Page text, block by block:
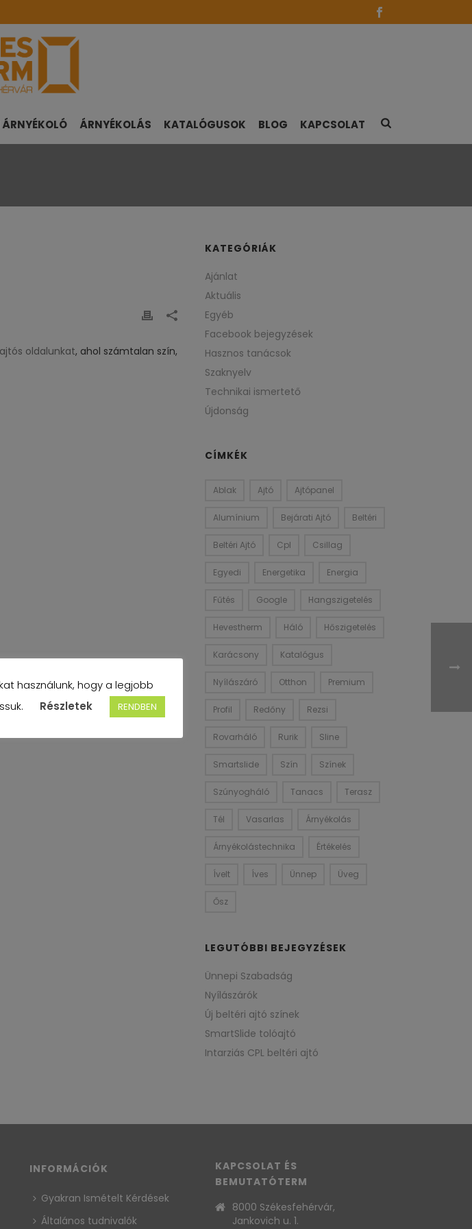
ÁRNYÉKOLÓ ÁRNYÉKOLÁS KATALÓGUSOK BLOG KAPCSOLAT
oldalunkat, ahol számtalan szín,
KATEGÓRIÁK
Ajánlat
Aktuális
Egyéb
Facebook bejegyzések
Hasznos tanácsok
Szaknyelv
Technikai ismertető
Újdonság
CÍMKÉK
Ablak Ajtó Ajtópanel
Alumínium Bejárati Ajtó Beltéri
Beltéri Ajtó Cpl Csillag
Egyedi Energetika Energia
Fűtés Google Hangszigetelés
Hevestherm Háló Hőszigetelés
Karácsony Katalógus
Nyílászáró Otthon Premium
Profil Redőny Rezsi
Rovarháló Rurik Sline
Smartslide Szín Színek
Szúnyogháló Tanacs Terasz
Tél Vasarlas Árnyékolás
Árnyékolástechnika Értékelés
Ívelt Íves Ünnep Üveg
Ősz
LEGUTÓBBI BEJEGYZÉSEK
Ünnepi Szabadság
Nyílászárók
Új beltéri ajtó színek
SmartSlide tolóajtó
Intarziás CPL beltéri ajtó
INFORMÁCIÓK
Gyakran Ismételt Kérdések
Általános tudnivalók
KAPCSOLAT ÉS
BEMUTATÓTERM
8000 Székesfehérvár,
Jankovich u. 1.
használunk, hogy a legjobb
Részletek RENDBEN